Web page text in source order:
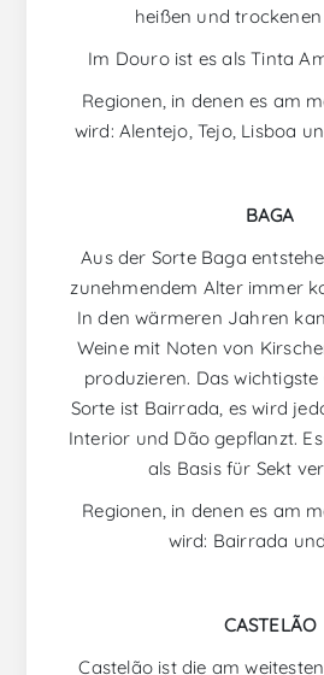
heißen und trockenen
Im Douro ist es als Tinta
Regionen, in denen es am
wird: Alentejo, Tejo, Lisboa
BAGA
Aus der Sorte Baga
zunehmendem Alter immer
In den wärmeren Jahren
Weine mit Noten von
produzieren. Das wichtigste
Sorte ist Bairrada, es wird
Interior und Dão gepflanzt.
als Basis für Sekt
Regionen, in denen es am
wird: Bairrada
CASTELÃO
Castelão ist die am